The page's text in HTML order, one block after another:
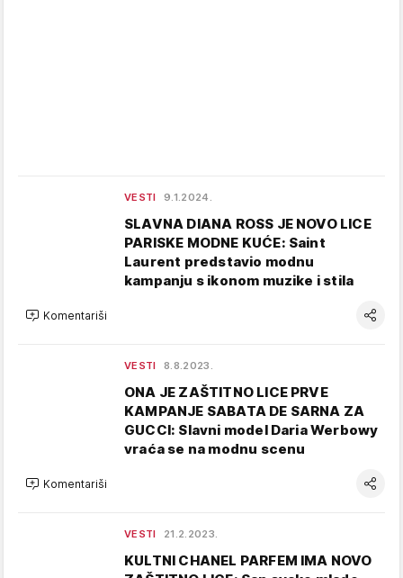
VESTI 9.1.2024.
SLAVNA DIANA ROSS JE NOVO LICE
PARISKE MODNE KUĆE: Saint
Laurent predstavio modnu
kampanju s ikonom muzike i stila
Komentariši
VESTI 8.8.2023.
ONA JE ZAŠTITNO LICE PRVE
KAMPANJE SABATA DE SARNA ZA
GUCCI: Slavni model Daria Werbowy
vraća se na modnu scenu
Komentariši
VESTI 21.2.2023.
KULTNI CHANEL PARFEM IMA NOVO